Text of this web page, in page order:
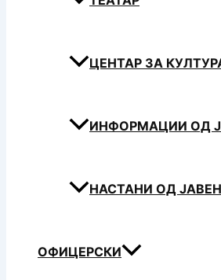
ЦЕНТАР ЗА
ИНФОРМАЦИИ ОД
НАСТАНИ ОД
ОФИЦЕРСКИ